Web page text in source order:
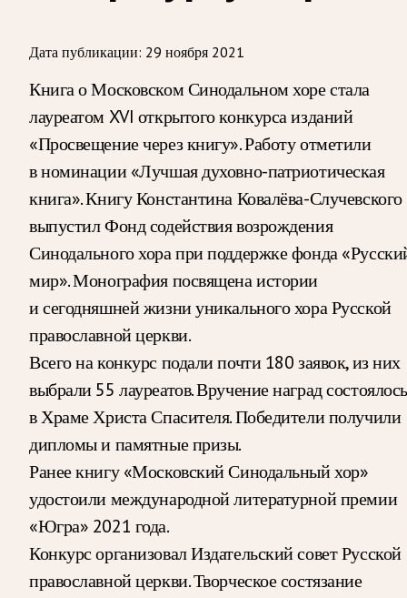
Дата публикации: 29 ноября 2021
Книга о Московском Синодальном хоре стала
лауреатом XVI открытого конкурса изданий
«Просвещение через книгу». Работу отметили
в номинации «Лучшая духовно-патриотическая
книга». Книгу Константина Ковалёва-Случевского
выпустил Фонд содействия возрождения
Синодального хора при поддержке фонда
мир». Монография посвящена истории
и сегодняшней жизни уникального хора Русской
православной церкви.
Всего на конкурс подали почти 180 заявок, из них
выбрали 55 лауреатов. Вручение наград состоялось
в Храме Христа Спасителя. Победители получили
дипломы и памятные призы.
Ранее книгу «Московский Синодальный хор»
удостоили международной литературной премии
«Югра» 2021 года.
Конкурс организовал Издательский совет Русской
православной церкви. Творческое состязание